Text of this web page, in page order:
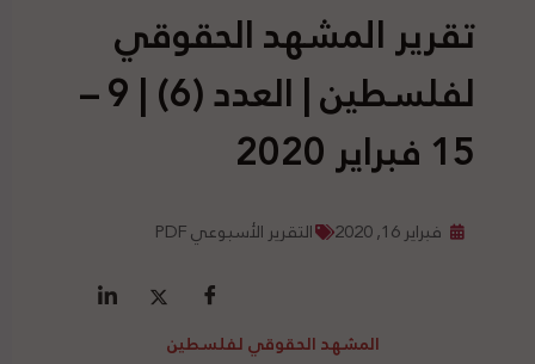
تقرير المشهد الحقوقي
لفلسطين | العدد (6) | 9 –
15 فبراير 2020
فبراير 16, 2020 التقرير الأسبوعي PDF
المشهد الحقوقي لفلسطين